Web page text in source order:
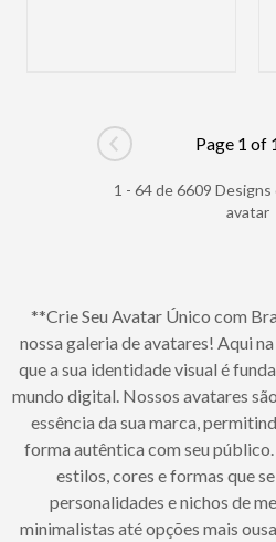
Go to previous page
Page 1 of
1 - 64 de 6609
avatar
**Crie Seu Avatar Único com
nossa galeria de avatares! Aqui
que a sua identidade visual é
mundo digital. Nossos avatares
essência da sua marca,
forma autêntica com seu
estilos, cores e formas que
personalidades e nichos de
minimalistas até opções mais